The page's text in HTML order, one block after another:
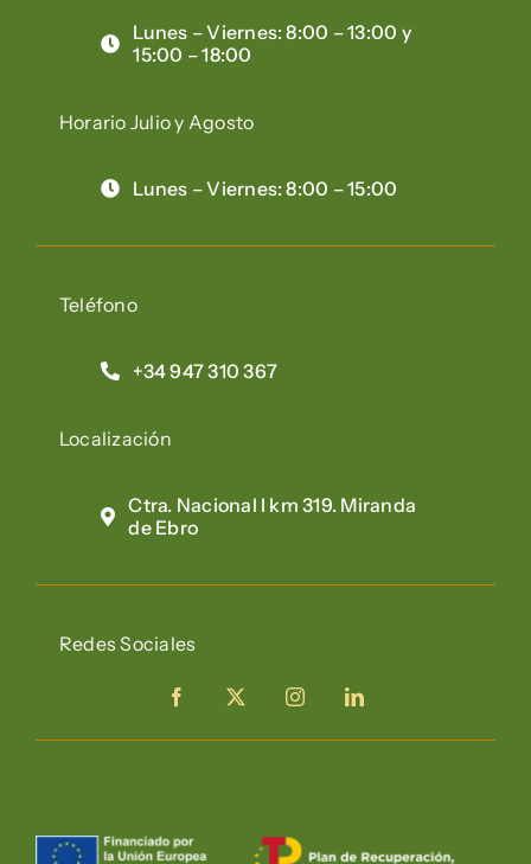
Lunes – Viernes: 8:00 – 13:00 y
15:00 – 18:00
Horario Julio y Agosto
Lunes – Viernes: 8:00 – 15:00
Teléfono
+34 947 310 367
Localización
Ctra. Nacional I km 319. Miranda
de Ebro
Redes Sociales